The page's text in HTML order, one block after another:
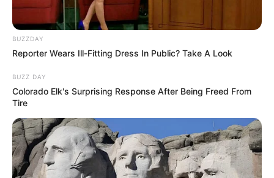
Auf einigen Seiten dieses Projektes sind Affiliate-
Angebote integriert. Wenn etwas darüber gebucht oder
gekauft wird, ist das eine Unterstützung, ohne dass sich
dadurch der Preis ändert.
BUZZDAY
Reporter Wears Ill-Fitting Dress In Public? Take A Look
BUZZ DAY
Colorado Elk's Surprising Response After Being Freed From
Tire